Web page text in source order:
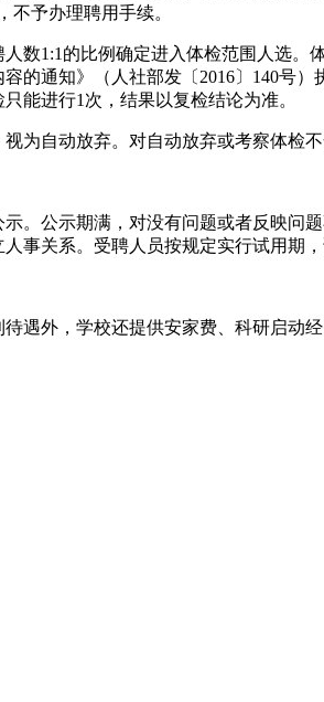
不予办理聘用手续。
数1:1的比例确定进入体检范围人选
的通知》（人社部发〔2016〕140号
能进行1次，结果以复检结论为准。
为自动放弃。对自动放弃或考察体检
。公示期满，对没有问题或者反映问
事关系。受聘人员按规定实行试用期
遇外，学校还提供安家费、科研启动